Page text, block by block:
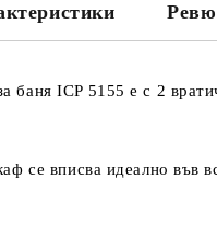
баняICP 5155 е с 2
се вписва идеално във